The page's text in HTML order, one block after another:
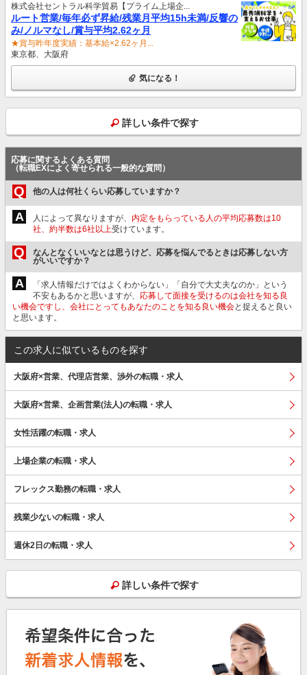
株式会社セントラル科学貿易【プライム上場企...
ルート営業/毎年必ず昇給/残業月平均15h未満/反響の
み/ノルマなし/賞与平均2.62ヶ月
★賞与昨年度実績：基本給×2.62ヶ月...
東京都、大阪府
気になる！
詳しい条件で探す
応募に関するよくある質問
（転職EXによく寄せられる一般的な質問）
Q 他の人は何社くらい応募していますか？
A 人によって異なりますが、 内定をもらっている人の平均応募数は10
社、約半数は6社以上受けています。
Q
なんとなくいいなとは思うけど、応募を悩んでるときは応募しない方
がいいですか？
A
「求人情報だけではよくわからない」「自分で大丈夫なのか」という
不安もあるかと思いますが、 応募して面接を受けるのは会社を知る良
い機会ですし、会社にとってもあなたのことを知る良い機会と捉えると良い
と思います。
この求人に似ているものを探す
大阪府×営業、代理店営業、渉外の転職・求人
大阪府×営業、企画営業(法人)の転職・求人
女性活躍の転職・求人
上場企業の転職・求人
フレックス勤務の転職・求人
残業少ないの転職・求人
週休2日の転職・求人
詳しい条件で探す